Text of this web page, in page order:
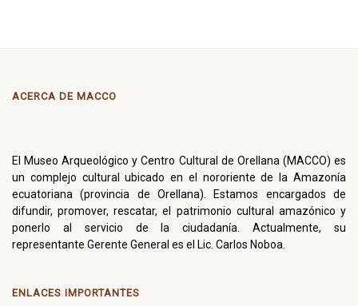
ACERCA DE MACCO
El Museo Arqueológico y Centro Cultural de Orellana (MACCO) es
un complejo cultural ubicado en el nororiente de la Amazonía
ecuatoriana (provincia de Orellana). Estamos encargados de
difundir, promover, rescatar, el patrimonio cultural amazónico y
ponerlo al servicio de la ciudadanía. Actualmente, su
representante Gerente General es el Lic. Carlos Noboa.
ENLACES IMPORTANTES